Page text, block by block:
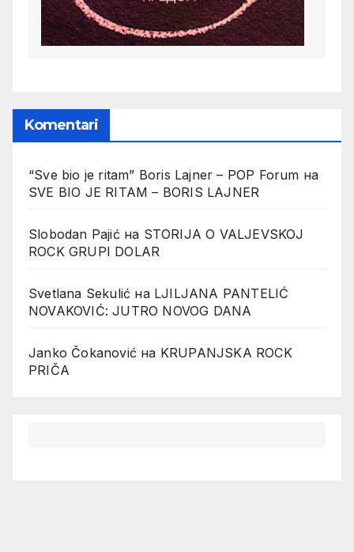
Komentari
“Sve bio je ritam” Boris Lajner – POP Forum на
SVE BIO JE RITAM – BORIS LAJNER
Slobodan Pajićна STORIJA O VALJEVSKOJ
ROCK GRUPI DOLAR
Svetlana Sekulić на LJILJANA PANTELIĆ
NOVAKOVIĆ: JUTRO NOVOG DANA
Janko Čokanović на KRUPANJSKA ROCK
PRIČA